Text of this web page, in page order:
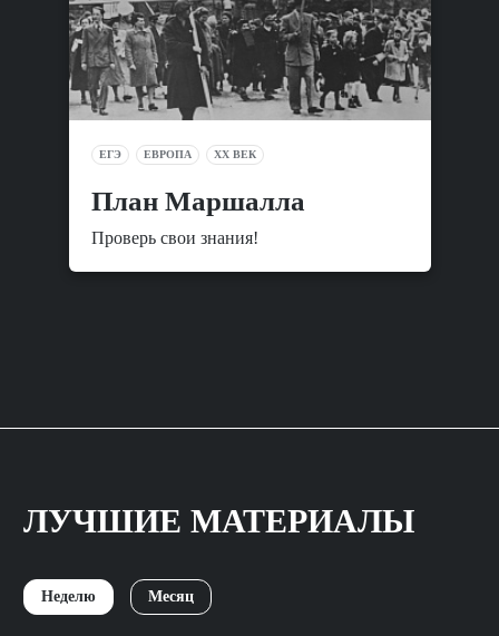
ЕГЭ ЕВРОПА XX ВЕК
План Маршалла
Проверь свои знания!
ЛУЧШИЕ МАТЕРИАЛЫ
Неделю Месяц